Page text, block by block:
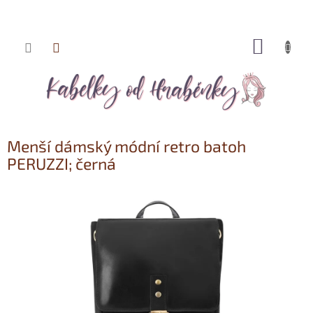
Přejít
Menší dámský módní retro batoh
PERUZZI; černá